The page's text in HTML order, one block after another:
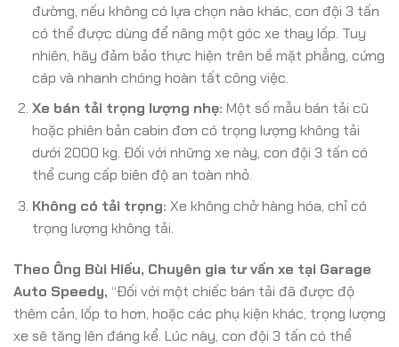
đường, nếu không có lựa chọn nào khác, con đội 3 tấn
có thể được dùng để nâng một góc xe thay lốp. Tuy
nhiên, hãy đảm bảo thực hiện trên bề mặt phẳng, cứng
cáp và nhanh chóng hoàn tất công việc.
Xe bán tải trọng lượng nhẹ: Một số mẫu bán tải cũ
hoặc phiên bản cabin đơn có trọng lượng không tải
dưới 2000 kg. Đối với những xe này, con đội 3 tấn có
thể cung cấp biên độ an toàn nhỏ.
Không có tải trọng: Xe không chở hàng hóa, chỉ có
trọng lượng không tải.
Theo Ông Bùi Hiếu, Chuyên gia tư vấn xe tại Garage
Auto Speedy, “Đối với một chiếc bán tải đã được độ
thêm cản, lốp to hơn, hoặc các phụ kiện khác, trọng lượng
xe sẽ tăng lên đáng kể. Lúc này, con đội 3 tấn có thể